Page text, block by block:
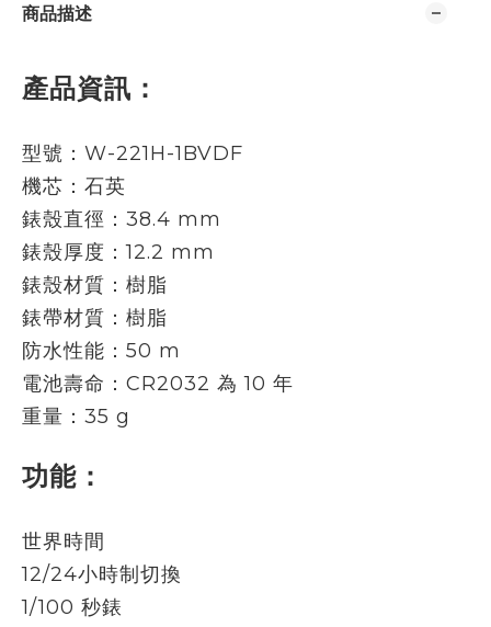
商品描述
產品資訊：
型號： W-221H-1BVDF
機芯：石英
錶殼直徑：38.4 mm
錶殼厚度：12.2 mm
錶殼材質：樹脂
錶帶材質 ：樹脂
防水性能：50 m
電池壽命：CR2032 為 10 年
重量：35 g
功能：
世界時間
12/24小時制切換
1/100 秒錶